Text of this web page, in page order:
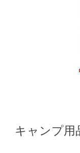
キャンプ用